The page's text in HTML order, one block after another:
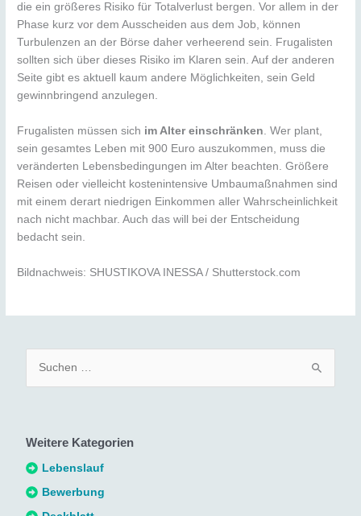
die ein größeres Risiko für Totalverlust bergen. Vor allem in der
Phase kurz vor dem Ausscheiden aus dem Job, können
Turbulenzen an der Börse daher verheerend sein. Frugalisten
sollten sich über dieses Risiko im Klaren sein. Auf der anderen
Seite gibt es aktuell kaum andere Möglichkeiten, sein Geld
gewinnbringend anzulegen.
Frugalisten müssen sich im Alter einschränken. Wer plant,
sein gesamtes Leben mit 900 Euro auszukommen, muss die
veränderten Lebensbedingungen im Alter beachten. Größere
Reisen oder vielleicht kostenintensive Umbaumaßnahmen sind
mit einem derart niedrigen Einkommen aller Wahrscheinlichkeit
nach nicht machbar. Auch das will bei der Entscheidung
bedacht sein.
Bildnachweis: SHUSTIKOVA INESSA / Shutterstock.com
e
n
n
a
Weitere Kategorien
Lebenslauf
Bewerbung